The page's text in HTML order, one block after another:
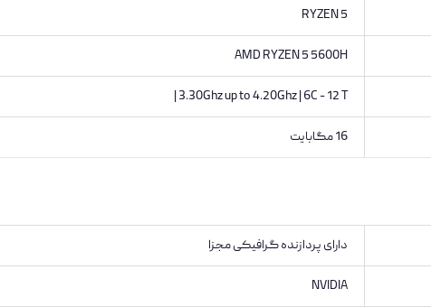
RYZEN 5
AMD RYZEN 5 5600H
3.30Ghz up to 4.20Ghz | 6C - 12 T |
16 مگابایت
دارای پردازنده گرافیکی مجزا
NVIDIA